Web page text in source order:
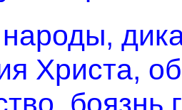
Христа,
боязнь